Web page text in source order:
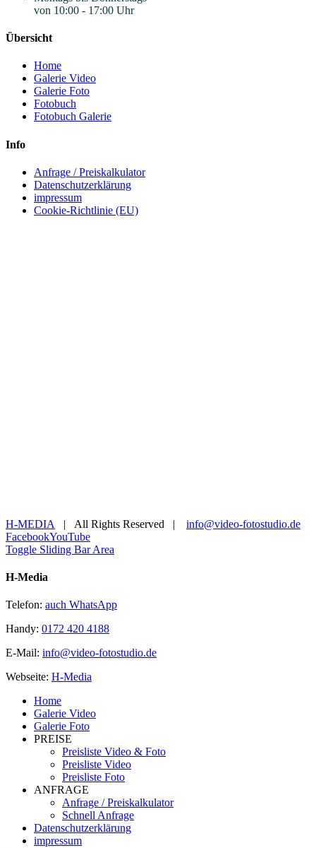
von 10:00 - 17:00 Uhr
Übersicht
Home
Galerie Video
Galerie Foto
Fotobuch
Fotobuch Galerie
Info
Anfrage / Preiskalkulator
Datenschutzerklärung
impressum
Cookie-Richtlinie (EU)
H-MEDIA | All Rights Reserved | info@video-fotostudio.de
FacebookYouTube
Toggle Sliding Bar Area
H-Media
Telefon: auch WhatsApp
Handy: 0172 420 4188
E-Mail: info@video-fotostudio.de
Webseite: H-Media
Home
Galerie Video
Galerie Foto
PREISE
Preisliste Video & Foto
Preisliste Video
Preisliste Foto
ANFRAGE
Anfrage / Preiskalkulator
Schnell Anfrage
Datenschutzerklärung
impressum